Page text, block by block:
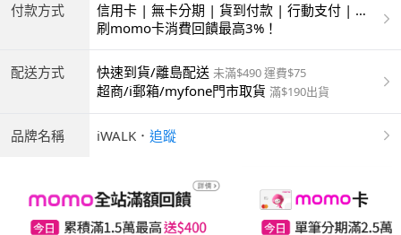
付款方式
信用卡 | 無卡分期 | 貨到付款 | 行動支付 | 超
商付款 | ATM | 銀聯卡
刷momo卡消費回饋最高3%！
配送方式 快速到貨/離島配送 未滿$490 運費$75
超商/i郵箱/myfone門市取貨 滿$190出貨
品牌名稱 iWALK ． 追蹤